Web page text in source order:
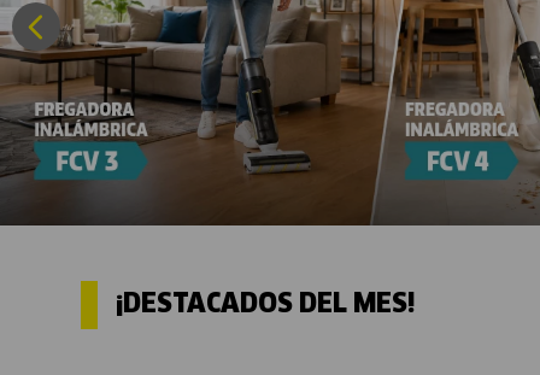
¡DESTACADOS DEL MES!